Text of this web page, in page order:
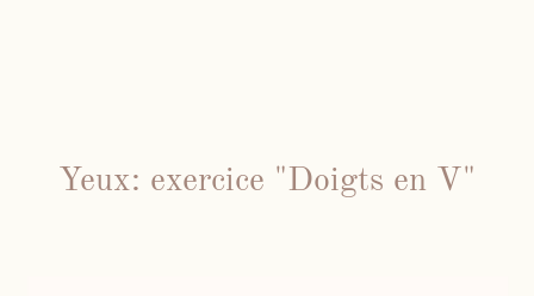
Yeux: exercice "Doigts en V"